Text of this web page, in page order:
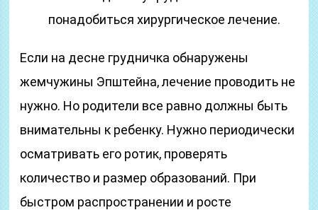
понадобиться хирургическое лечение.
Если на десне грудничка обнаружены
жемчужины Эпштейна, лечение проводить не
нужно. Но родители все равно должны быть
внимательны к ребенку. Нужно периодически
осматривать его ротик, проверять
количество и размер образований. При
быстром распространении и росте